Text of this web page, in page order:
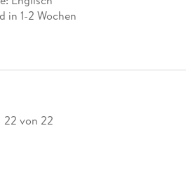
in 1-2 Wochen
22 von 22